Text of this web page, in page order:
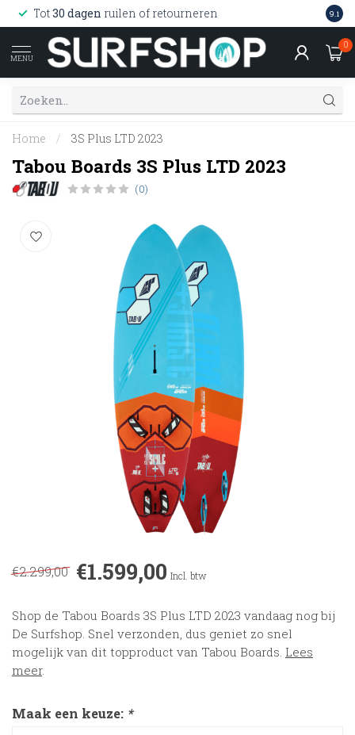
Tot30 dagen ruilen of retourneren 9.1
MENU
0
Home / 3S Plus LTD 2023
Tabou Boards 3S Plus LTD 2023
(0)
€2.299,00 €1.599,00 Incl. btw
Shop de Tabou Boards 3S Plus LTD 2023 vandaag nog bij
De Surfshop. Snel verzonden, dus geniet zo snel
mogelijk van dit topproduct van Tabou Boards. Lees
meer.
Maak een keuze: *